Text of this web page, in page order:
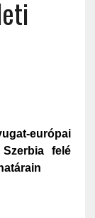
európai
felé